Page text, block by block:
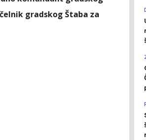
gradskog Štaba za